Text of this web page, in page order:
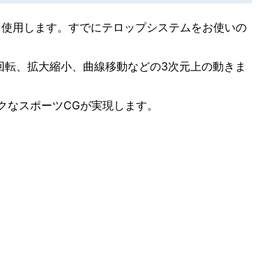
用します。すでにテロップシステムをお使いの
、拡大縮小、曲線移動などの3次元上の動きま
スポーツCGが実現します。